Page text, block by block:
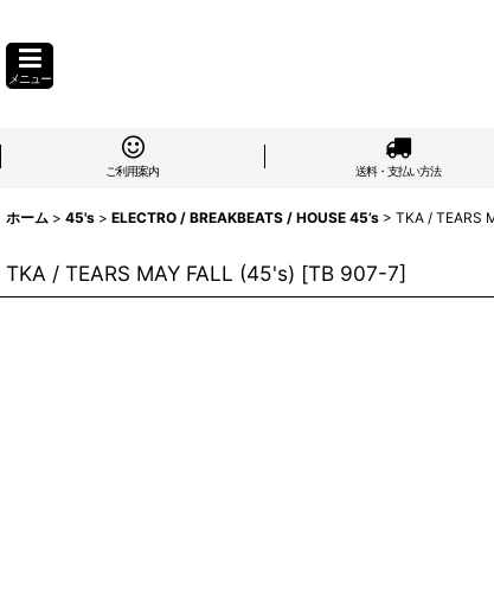
メニュー
ご利用案内 送料・支払い方法
ホーム > 45's > ELECTRO / BREAKBEATS / HOUSE 45’s > TKA / TEARS
TKA / TEARS MAY FALL (45's) [TB 907-7]